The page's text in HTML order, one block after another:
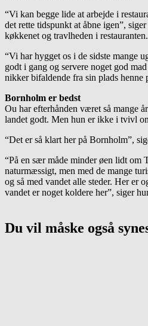
“Vi kan begge lide at arbejde i
det rette tidspunkt at åbne igen”,
køkkenet og travlheden i restauranten.
“Vi har hygget os i de sidste mange
godt i gang og servere noget god
nikker bifaldende fra sin plads henne
Bornholm er bedst
Ou har efterhånden været så mange
landet godt. Men hun er ikke i tvivl
“Det er så klart her på Bornholm”,
“På en sær måde minder øen lidt om
naturmæssigt, men med de mange
og så med vandet alle steder. Her er
vandet er noget koldere her”, siger
Du vil måske også